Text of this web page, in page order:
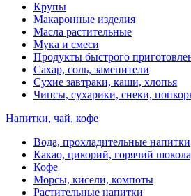
Крупы
Макаронные изделия
Масла растительные
Мука и смеси
Продукты быстрого
Сахар, соль, заменители
Сухие завтраки, каши, хлопья
Чипсы, сухарики, снеки,
Напитки, чай, кофе
Вода, прохладительные
Какао, цикорий, горячий
Кофе
Морсы, кисели, компоты
Растительные напитки